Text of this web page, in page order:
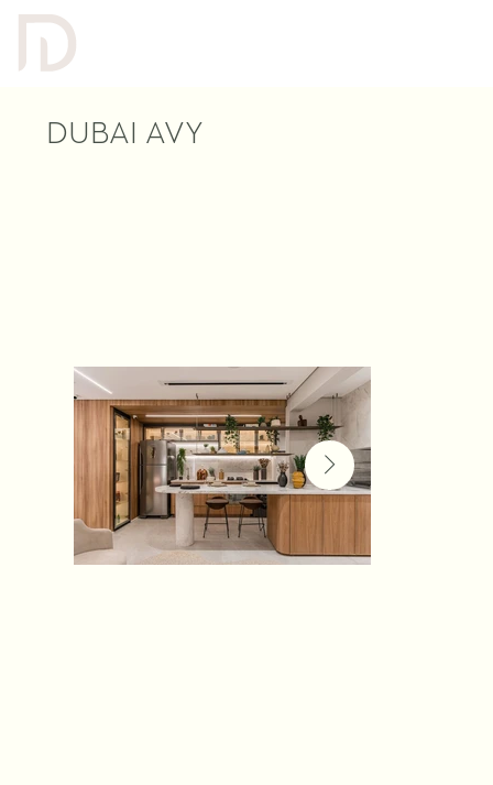
DUBAI AVY